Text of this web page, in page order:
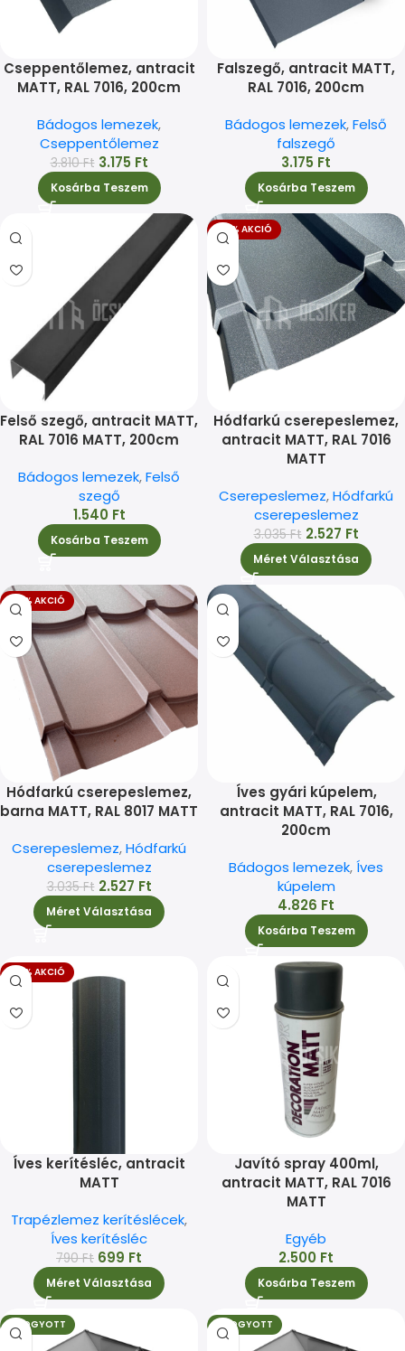
Cseppentőlemez, antracit
MATT, RAL 7016, 200cm
Bádogos lemezek,
Cseppentőlemez
3.810Ft 3.175 Ft
Kosárba Teszem
Falszegő, antracit MATT,
RAL 7016, 200cm
Bádogos lemezek,Felső
falszegő
3.175 Ft
Kosárba Teszem
Felső szegő, antracit MATT,
RAL 7016 MATT, 200cm
Bádogos lemezek,Felső
szegő
1.540 Ft
Kosárba Teszem
-17% AKCIÓ
Hódfarkú cserepeslemez,
antracit MATT, RAL 7016
MATT
Cserepeslemez,Hódfarkú
cserepeslemez
3.035Ft 2.527 Ft
Méret Választása
-17% AKCIÓ
Hódfarkú cserepeslemez,
barna MATT, RAL 8017 MATT
Cserepeslemez,Hódfarkú
cserepeslemez
3.035Ft 2.527 Ft
Méret Választása
Íves gyári kúpelem,
antracit MATT, RAL 7016,
200cm
Bádogos lemezek,Íves
kúpelem
4.826 Ft
Kosárba Teszem
-12% AKCIÓ
Íves kerítésléc, antracit
MATT
Trapézlemez kerítéslécek,
Íves kerítésléc
790Ft 699 Ft
Méret Választása
Javító spray 400ml,
antracit MATT, RAL 7016
MATT
Egyéb
2.500 Ft
Kosárba Teszem
ELFOGYOTT ELFOGYOTT